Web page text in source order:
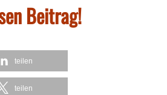
Beitrag!
teilen
teilen